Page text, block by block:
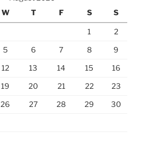
W T F S S
1 2
5 6 7 8 9
12 13 14 15 16
19 20 21 22 23
26 27 28 29 30